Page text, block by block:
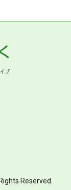
Reserved.